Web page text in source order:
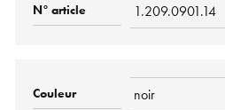
1.209.0901.14
noir